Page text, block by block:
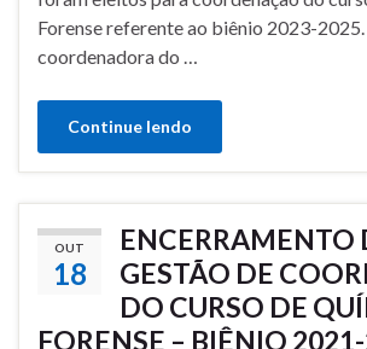
Forense referente ao biênio 2023-
coordenadora do …
Continue lendo
OUT
18
ENCERRAMENTO
GESTÃO DE
DO CURSO DE
FORENSE – BIÊNIO